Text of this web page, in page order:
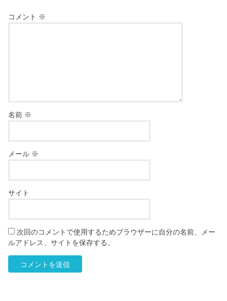
コメント ※
名前 ※
メール ※
サイト
次回のコメントで使用するためブラウザーに自分の名前、メー
ルアドレス、サイトを保存する。